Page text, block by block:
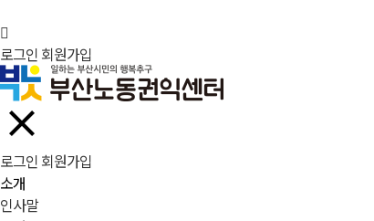
로그인 회원가입
로그인 회원가입
소개
인사말